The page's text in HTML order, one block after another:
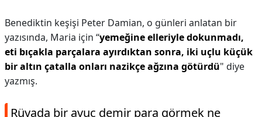
Benediktin keşişi Peter Damian, o günleri anlatan bir
yazısında, Maria için “yemeğine elleriyle dokunmadı,
eti bıçakla parçalara ayırdıktan sonra, iki uçlu küçük
bir altın çatalla onları nazikçe ağzına götürdü" diye
yazmış.
Rüyada bir avuç demir para görmek ne